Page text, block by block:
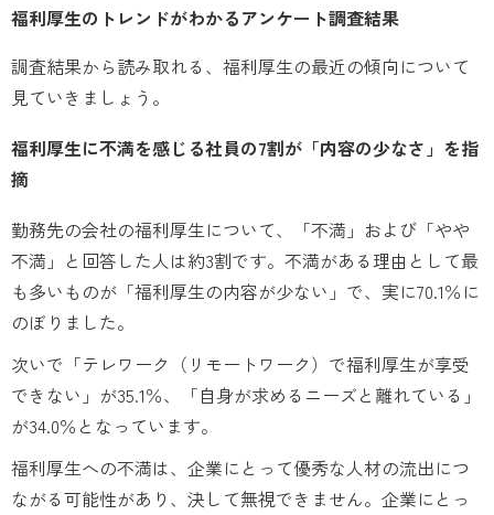
福利厚生のトレンドがわかるアンケート調査結果
調査結果から読み取れる、福利厚生の最近の傾向について
見ていきましょう。
福利厚生に不満を感じる社員の7割が「内容の少なさ」を指
摘
勤務先の会社の福利厚生について、「不満」および「やや
不満」と回答した人は約3割です。不満がある理由として最
も多いものが「福利厚生の内容が少ない」で、実に70.1％に
のぼりました。
次いで「テレワーク（リモートワーク）で福利厚生が享受
できない」が35.1％、「自身が求めるニーズと離れている」
が34.0％となっています。
福利厚生への不満は、企業にとって優秀な人材の流出につ
ながる可能性があり、決して無視できません。企業にとっ